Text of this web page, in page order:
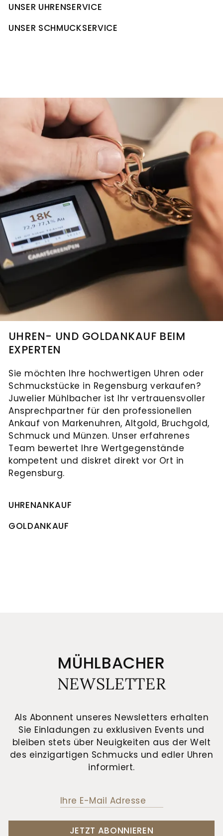
UNSER UHRENSERVICE
UNSER SCHMUCKSERVICE
UHREN- UND GOLDANKAUF BEIM
EXPERTEN
Sie möchten Ihre hochwertigen Uhren oder
Schmuckstücke in Regensburg verkaufen?
Juwelier Mühlbacher ist Ihr vertrauensvoller
Ansprechpartner für den professionellen
Ankauf von Markenuhren, Altgold, Bruchgold,
Schmuck und Münzen. Unser erfahrenes
Team bewertet Ihre Wertgegenstände
kompetent und diskret direkt vor Ort in
Regensburg.
UHRENANKAUF
GOLDANKAUF
MÜHLBACHER
NEWSLETTER
Als Abonnent unseres Newsletters erhalten
Sie Einladungen zu exklusiven Events und
bleiben stets über Neuigkeiten aus der Welt
des einzigartigen Schmucks und edler Uhren
informiert.
JETZT ABONNIEREN